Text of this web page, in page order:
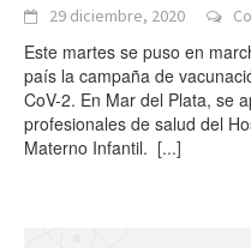
29 diciembre, 2020
Este martes se puso en
país la campaña de
CoV-2. En Mar del Plata, se
profesionales de salud del
Materno Infantil. [...]